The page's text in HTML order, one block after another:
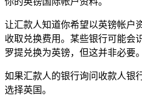
让汇款人知道你希望以英镑帐户
收取兑换费用。某些银行可能会
罗提兑换为英镑，但这并非必要。
如果汇款人的银行询问收款人银
选择英国。